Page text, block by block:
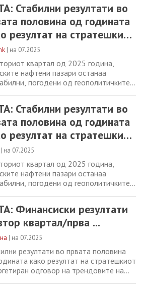
Цената на Брент
нафтата накратко надмина 73
за барел по израелските напади
инфраструктура, додека
Стабилни резултати во
половина од годината
резултат на стратешкиот
одговор на
на енергетскиот
| на 07.2025
квартал од 2025 година,
нафтени пазари останаа
погодени од геополитичките
Цената на Брент
нафтата накратко надмина 73
за барел по израелските напади
инфраструктура, додека
од прекини во Ормутскиот
Стабилни резултати во
половина од годината
резултат на стратешкиот
одговор на
на енергетскиот
| на 07.2025
квартал од 2025 година,
нафтени пазари останаа
погодени од геополитичките
Цената на Брент
нафтата накратко надмина 73
за барел по израелските напади
инфраструктура, додека
од прекини во Ормутскиот
Финансиски резултати
квартал/прва ...
| на 07.2025
резултати во првата половина
како резултат на стратешкиот
одговор на трендовите на